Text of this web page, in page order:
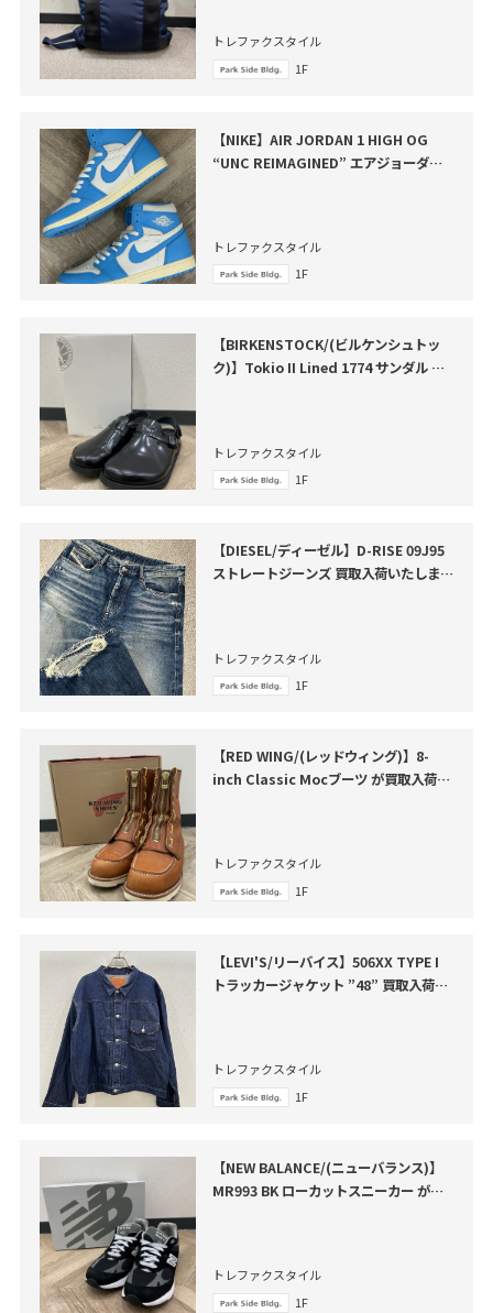
トレファクスタイル
1F
【NIKE】AIR JORDAN 1 HIGH OG
“UNC REIMAGINED” エアジョーダン
トレファクスタイル
1F
【BIRKENSTOCK/(ビルケンシュトッ
ク)】Tokio II Lined 1774 サンダル が
トレファクスタイル
1F
【DIESEL/ディーゼル】D-RISE 09J95
ストレートジーンズ 買取入荷いたしまし
トレファクスタイル
1F
【RED WING/(レッドウィング)】8-
inch Classic Mocブーツ が買取入荷い
トレファクスタイル
1F
【LEVI'S/リーバイス】506XX TYPE I
トラッカージャケット ”48” 買取入荷い
トレファクスタイル
1F
【NEW BALANCE/(ニューバランス)】
MR993 BK ローカットスニーカー が買
トレファクスタイル
1F